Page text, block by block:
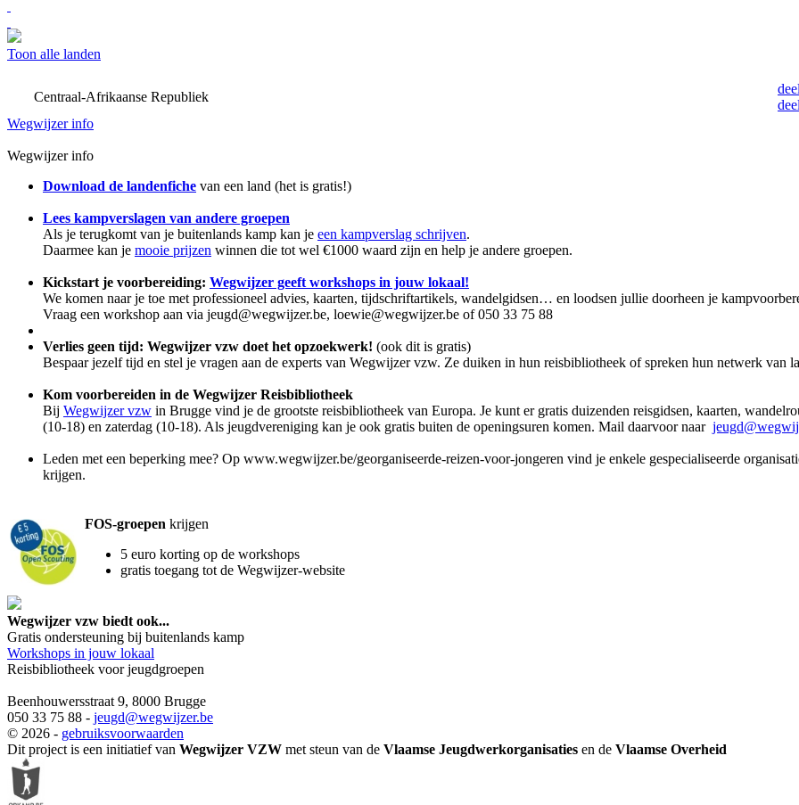
Toon alle landen
Centraal-Afrikaanse Republiek
Wegwijzer info
Wegwijzer info
Download de landenfiche van een land (het is gratis!)
Lees kampverslagen van andere groepen
Als je terugkomt van je buitenlands kamp kan je een kampverslag schrijven.
Daarmee kan je mooie prijzen winnen die tot wel €1000 waard zijn en help je andere groepen.
Kickstart je voorbereiding: Wegwijzer geeft workshops in jouw lokaal!
We komen naar je toe met professioneel advies, kaarten, tijdschriftartikels, wandelgidsen… en loodsen jullie doorheen je
Vraag een workshop aan via jeugd@wegwijzer.be, loewie@wegwijzer.be of 050 33 75 88
Verlies geen tijd: Wegwijzer vzw doet het opzoekwerk! (ook dit is gratis)
Bespaar jezelf tijd en stel je vragen aan de experts van Wegwijzer vzw. Ze duiken in hun reisbibliotheek of spreken hun netwerk van
Kom voorbereiden in de Wegwijzer Reisbibliotheek
Bij Wegwijzer vzw in Brugge vind je de grootste reisbibliotheek van Europa. Je kunt er gratis duizenden reisgidsen, kaarten,
(10-18) en zaterdag (10-18). Als jeugdvereniging kan je ook gratis buiten de openingsuren komen. Mail daarvoor naar
Leden met een beperking mee? Op www.wegwijzer.be/georganiseerde-reizen-voor-jongeren vind je enkele gespecialiseerde
krijgen.
FOS-groepen krijgen
5 euro korting op de workshops
gratis toegang tot de Wegwijzer-website
Wegwijzer vzw biedt ook...
Gratis ondersteuning bij buitenlands kamp
Workshops in jouw lokaal
Reisbibliotheek voor jeugdgroepen
Beenhouwersstraat 9, 8000 Brugge
050 33 75 88 - jeugd@wegwijzer.be
© 2026 - gebruiksvoorwaarden
Dit project is een initiatief van Wegwijzer VZW met steun van de Vlaamse Jeugdwerkorganisaties en de Vlaamse Overheid